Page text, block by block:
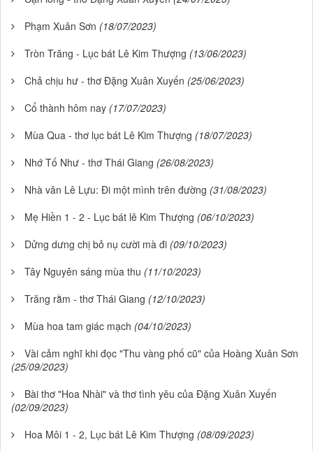
Phạm Xuân Sơn (18/07/2023)
Tròn Trăng - Lục bát Lê Kim Thượng (13/06/2023)
Chả chịu hư - thơ Đặng Xuân Xuyến (25/06/2023)
Cổ thành hôm nay (17/07/2023)
Mùa Qua - thơ lục bát Lê Kim Thượng (18/07/2023)
Nhớ Tố Như - thơ Thái Giang (26/08/2023)
Nhà văn Lê Lựu: Đi một mình trên đường (31/08/2023)
Mẹ Hiền 1 - 2 - Lục bát lê Kim Thượng (06/10/2023)
Dửng dưng chị bỏ nụ cười mà đi (09/10/2023)
Tây Nguyên sáng mùa thu (11/10/2023)
Trăng rằm - thơ Thái Giang (12/10/2023)
Mùa hoa tam giác mạch (04/10/2023)
Vài cảm nghĩ khi đọc "Thu vàng phố cũ" của Hoàng Xuân Sơn
(25/09/2023)
Bài thơ "Hoa Nhài" và thơ tình yêu của Đặng Xuân Xuyến
(02/09/2023)
Hoa Môi 1 - 2, Lục bát Lê Kim Thượng (08/09/2023)